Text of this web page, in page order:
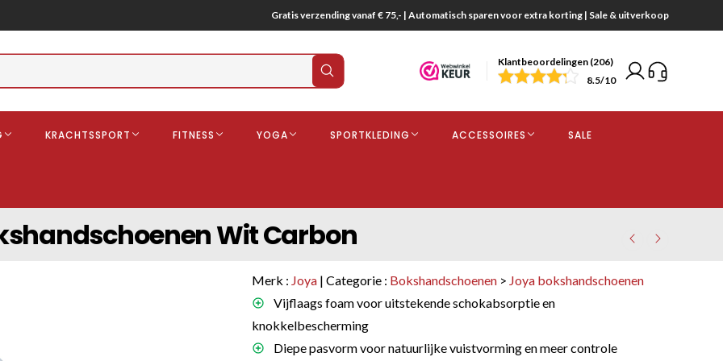
Gratis verzending vanaf € 75,- | Automatisch sparen voor extra korting | Sale & uitverkoop
Klantbeoordelingen (206)
8.5/10
Gebitsbescherming
KRACHTSSPORT FITNESS YOGA SPORTKLEDING ACCESSOIRES SALE
Wit Carbon
Merk : Joya | Categorie : Bokshandschoenen > Joya bokshandschoenen
Vijflaags foam voor uitstekende schokabsorptie en
knokkelbescherming
Diepe pasvorm voor natuurlijke vuistvorming en meer controle